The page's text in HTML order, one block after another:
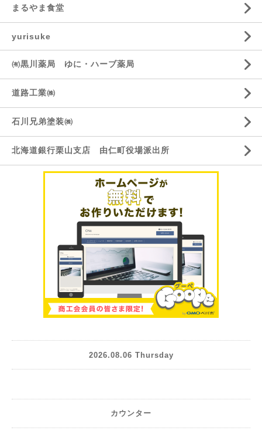
まるやま食堂
yurisuke
㈲黒川薬局 ゆに・ハーブ薬局
道路工業㈱
石川兄弟塗装㈱
北海道銀行栗山支店 由仁町役場派出所
2026.08.06 Thursday
カウンター